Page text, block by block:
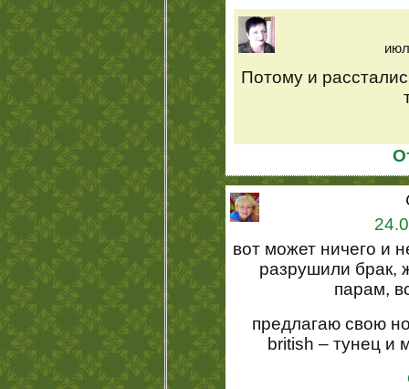
Потому и
вот может ничего и
разрушили брак,
парам,
предлагаю свою
british – тунец и